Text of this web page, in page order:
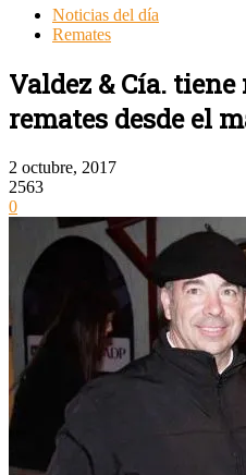
Noticias del día
Remates
Valdez & Cía.
remates desde el
2 octubre, 2017
2563
0